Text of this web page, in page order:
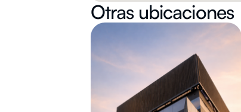
Otras ubicaciones